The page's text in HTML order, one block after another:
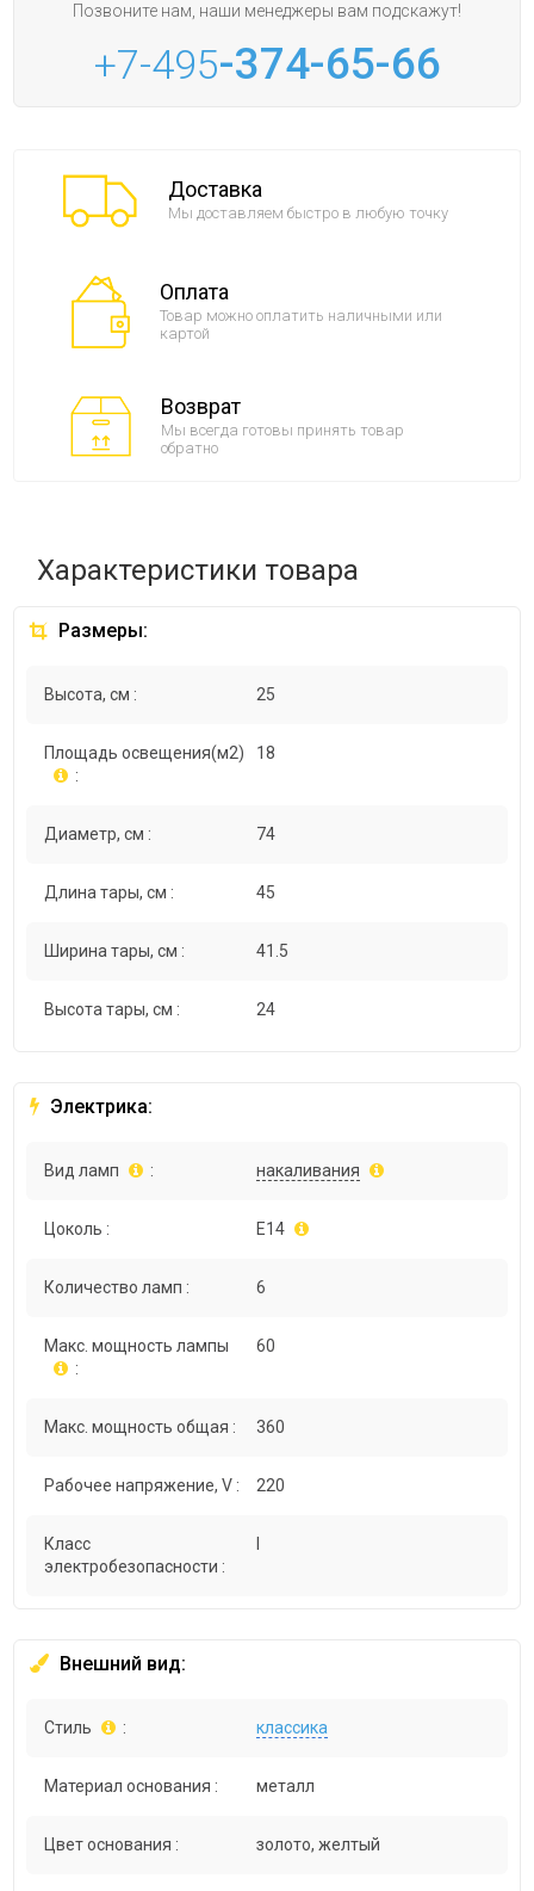
Позвоните нам, наши менеджеры вам подскажут!
+7-495-374-65-66
Доставка
Мы доставляем быстро в любую точку
Оплата
Товар можно оплатить наличными или
картой
Возврат
Мы всегда готовы принять товар
обратно
Характеристики товара
Размеры:
Высота, см : 25
Площадь освещения(м2)
:
18
Диаметр, см : 74
Длина тары, см : 45
Ширина тары, см : 41.5
Высота тары, см : 24
Электрика:
Вид ламп : накаливания
Цоколь : E14
Количество ламп : 6
Макс. мощность лампы
:
60
Макс. мощность общая : 360
Рабочее напряжение, V : 220
Класс
электробезопасности :
Внешний вид:
Стиль : классика
Материал основания : металл
Цвет основания : золото, желтый